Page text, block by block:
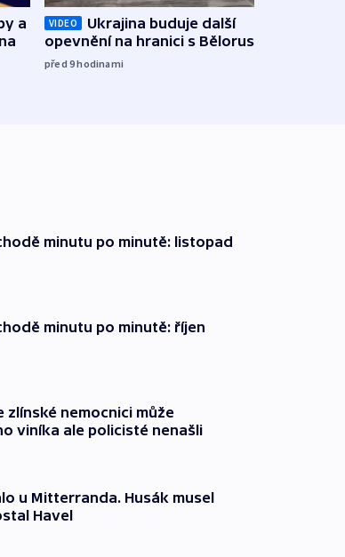
a
VIDEO
Ukrajina buduje další
opevnění na hranici s Běloruskem
před 9hodinami
minutu po minutě: listopad
minutu po minutě: říjen
zlínské nemocnici může
viníka ale policisté nenašli
u Mitterranda. Husák musel
Havel